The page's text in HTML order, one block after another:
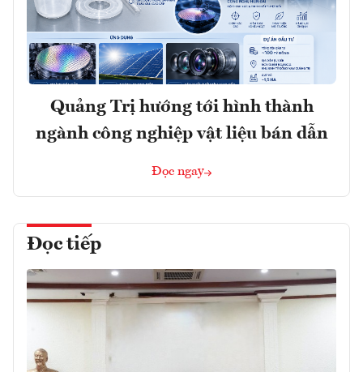
Quảng Trị hướng tới hình thành
ngành công nghiệp vật liệu bán dẫn
Đọc ngay
Đọc tiếp